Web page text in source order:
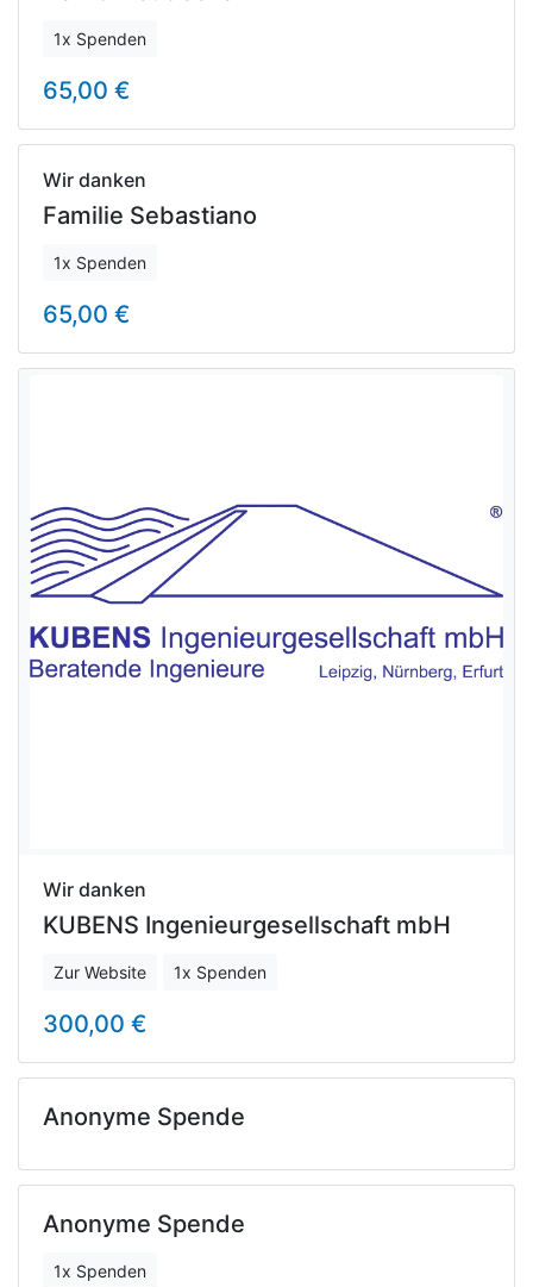
1x Spenden
65,00 €
Wir danken
Familie Sebastiano
1x Spenden
65,00 €
Wir danken
KUBENS Ingenieurgesellschaft mbH
Zur Website 1x Spenden
300,00 €
Anonyme Spende
Anonyme Spende
1x Spenden